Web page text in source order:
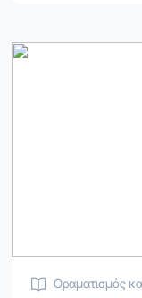
Οραματισμός